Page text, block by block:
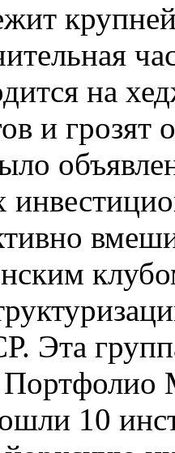
на
и грозят
Эта
10